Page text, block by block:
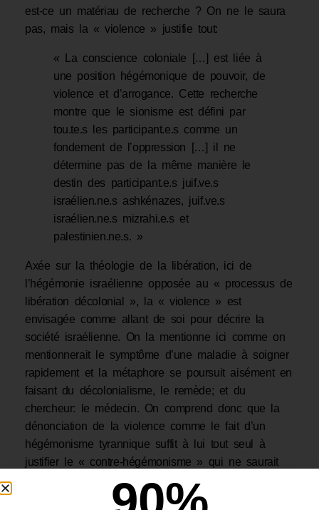
est-ce un matériau de recherche ? On ne le saura
pas, mais la « violence » justifie tout:
« La conscience coloniale […] est liée à
une position hégémonique de pouvoir, de
violence et d’arrogance. Cette recherche
montre que le sionisme est défini par
tou.te.s les participant.e.s comme un
fondement de l’oppression […] il ne
détermine pas de la même manière le
destin des participant.e.s juif.ve.s
israélien.ne.s ashkénazes, juif.ve.s
israélien.ne.s mizrahi.e.s et
palestinien.ne.s. »
Axée sur la théologie de la libération, ici de
l’hégémonie israélienne opposée au « processus de
libération décolonial », la « violence » est
envisagée comme allant de soi pour décrire la
société israélienne. On la mentionne ici comme on
mentionnerait le symptôme d’une maladie à soigner
rapidement et la métaphore se poursuit aisément en
faisant du décolonialisme, le remède; et du
chercheur: le médecin. On comprend donc que la
dénonciation de la violence comme le fait d’un
hégémonisme tyrannique suffit à lui tout seul à
justifier le « contre-hégémonisme » qui ne saurait
légitime. Et cette thèse illustre bien le rapport que